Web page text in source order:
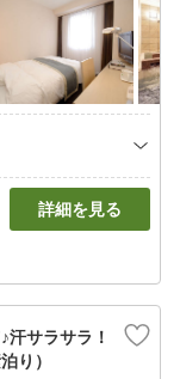
詳細を見る
汗サラサラ！
り）